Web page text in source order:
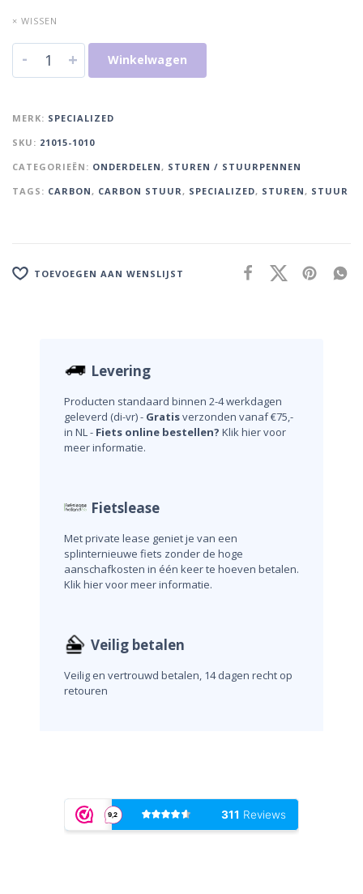
× WISSEN
- + Winkelwagen
MERK: SPECIALIZED
SKU: 21015-1010
CATEGORIEËN: ONDERDELEN , STUREN / STUURPENNEN
TAGS: CARBON , CARBON STUUR , SPECIALIZED, STUREN , STUUR
TOEVOEGEN AAN WENSLIJST
Levering
Producten standaard binnen 2-4 werkdagen
geleverd (di-vr) - Gratisverzonden vanaf €75,-
in NL - Fiets online bestellen? Klik hier voor
meer informatie.
Fietslease
Met private lease geniet je van een
splinternieuwe fiets zonder de hoge
aanschafkosten in één keer te hoeven betalen.
Klik hier voor meer informatie.
Veilig betalen
Veilig en vertrouwd betalen, 14 dagen recht op
retouren